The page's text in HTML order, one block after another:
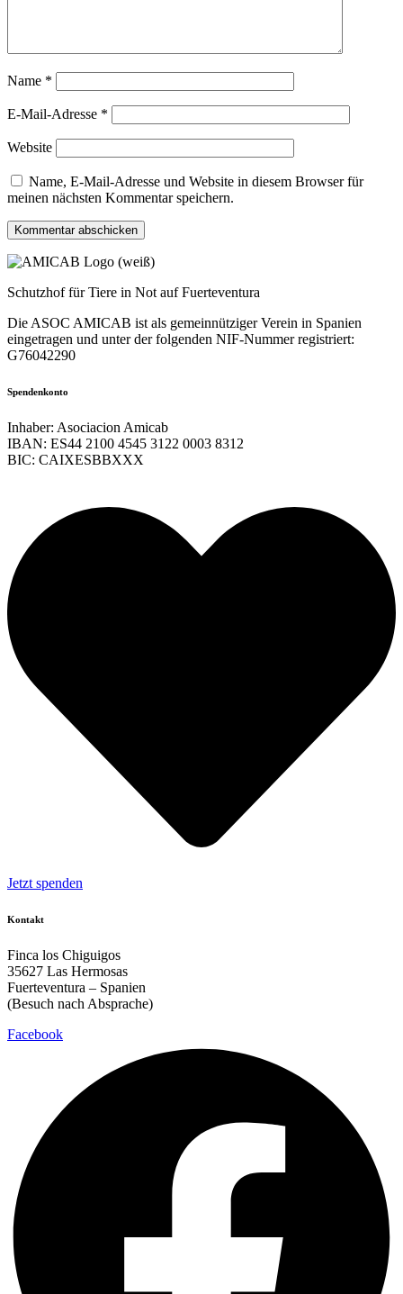
Name *
E-Mail-Adresse *
Website
Name, E-Mail-Adresse und Website in diesem Browser für
meinen nächsten Kommentar speichern.
Schutzhof für Tiere in Not auf Fuerteventura
Die ASOC AMICAB ist als gemeinnütziger Verein in Spanien
eingetragen und unter der folgenden NIF-Nummer registriert:
G76042290
Spendenkonto
Inhaber: Asociacion Amicab
IBAN: ES44 2100 4545 3122 0003 8312
BIC: CAIXESBBXXX
Jetzt spenden
Kontakt
Finca los Chiguigos
35627 Las Hermosas
Fuerteventura – Spanien
(Besuch nach Absprache)
Facebook